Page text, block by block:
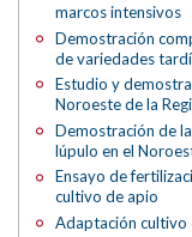
marcos intensivos
Demostración
de variedades
Estudio y
Noroeste de la
Demostración de
lúpulo en el
Ensayo de
cultivo de apio
Adaptación cultivo